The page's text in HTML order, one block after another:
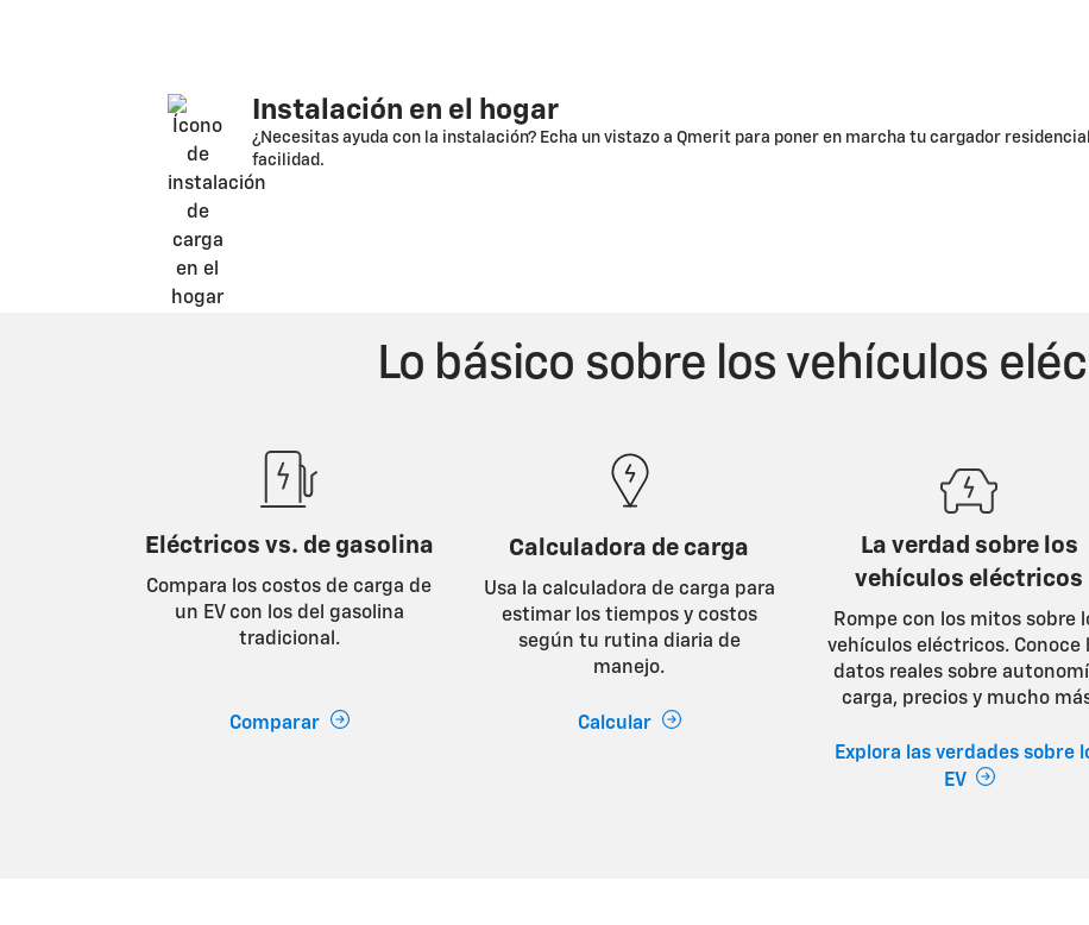
Instalación en el hogar
¿Necesitas ayuda con la instalación? Echa un vistazo a Qmerit para poner en marcha tu cargador
facilidad.
Lo básico sobre los vehículos
Eléctricos vs. de gasolina
Compara los costos de carga de
un EV con los del gasolina
tradicional.
Comparar
Calculadora de carga
Usa la calculadora de carga para
estimar los tiempos y costos
según tu rutina diaria de
manejo.
Calcular
La verdad sobre los
vehículos eléctricos
Rompe con los mitos sobre
vehículos eléctricos. Conoce
datos reales sobre
carga, precios y mucho
Explora las verdades sobre
EV